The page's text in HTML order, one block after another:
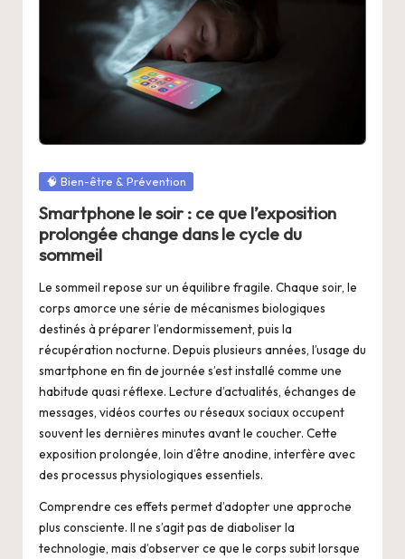
n
ti
o
n
Amiante et qualité de l’air intérieur : ce
qu’il faut comprendre
mai 20, 2026
Intoxication au plomb : les signes qui
doivent alerter
mai 7, 2026
Un système de santé en pleine mutation
au cœur de la métropole
avril 9, 2026
sensibles : le rôle clé des enceintes
climatiques en biotechnologie
mars 26, 2026
mars 24, 2026
Posted
🧠 Bien-être & Prévention
Smartphone le soir : ce que l’exposition
prolongée change dans le cycle du
sommeil
Le sommeil repose sur un équilibre fragile. Chaque soir, le
corps amorce une série de mécanismes biologiques
destinés à préparer l’endormissement, puis la
récupération nocturne. Depuis plusieurs années, l’usage du
smartphone en fin de journée s’est installé comme une
habitude quasi réflexe. Lecture d’actualités, échanges de
messages, vidéos courtes ou réseaux sociaux occupent
souvent les dernières minutes avant le coucher. Cette
exposition prolongée, loin d’être anodine, interfère avec
des processus physiologiques essentiels.
Comprendre ces effets permet d’adopter une approche
plus consciente. Il ne s’agit pas de diaboliser la
technologie, mais d’observer ce que le corps subit lorsque